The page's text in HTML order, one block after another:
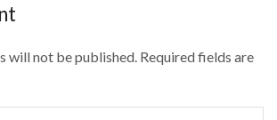
will not be published. Required fields are